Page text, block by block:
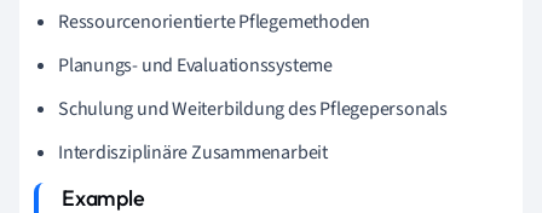
Ressourcenorientierte Pflegemethoden
Planungs- und Evaluationssysteme
Schulung und Weiterbildung des Pflegepersonals
Interdisziplinäre Zusammenarbeit